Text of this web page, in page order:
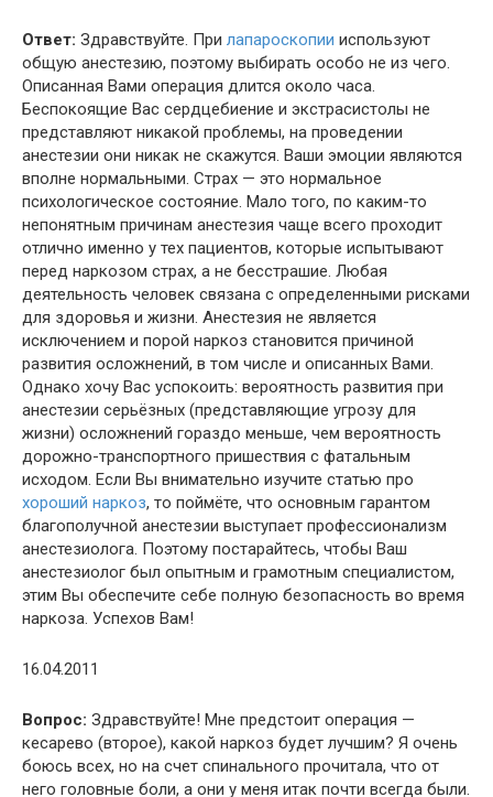
Ответ: Здравствуйте. При лапароскопии используют
общую анестезию, поэтому выбирать особо не из чего.
Описанная Вами операция длится около часа.
Беспокоящие Вас сердцебиение и экстрасистолы не
представляют никакой проблемы, на проведении
анестезии они никак не скажутся. Ваши эмоции являются
вполне нормальными. Страх — это нормальное
психологическое состояние. Мало того, по каким-то
непонятным причинам анестезия чаще всего проходит
отлично именно у тех пациентов, которые испытывают
перед наркозом страх, а не бесстрашие. Любая
деятельность человек связана с определенными рисками
для здоровья и жизни. Анестезия не является
исключением и порой наркоз становится причиной
развития осложнений, в том числе и описанных Вами.
Однако хочу Вас успокоить: вероятность развития при
анестезии серьёзных (представляющие угрозу для
жизни) осложнений гораздо меньше, чем вероятность
дорожно-транспортного пришествия с фатальным
исходом. Если Вы внимательно изучите статью про
хороший наркоз, то поймёте, что основным гарантом
благополучной анестезии выступает профессионализм
анестезиолога. Поэтому постарайтесь, чтобы Ваш
анестезиолог был опытным и грамотным специалистом,
этим Вы обеспечите себе полную безопасность во время
наркоза. Успехов Вам!
16.04.2011
Вопрос: Здравствуйте! Мне предстоит операция —
кесарево (второе), какой наркоз будет лучшим? Я очень
боюсь всех, но на счет спинального прочитала, что от
него головные боли, а они у меня итак почти всегда были.